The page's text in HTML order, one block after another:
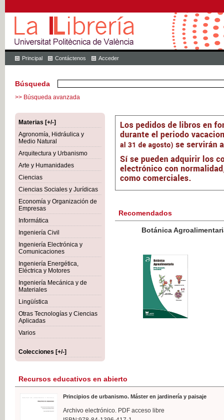
Principal Contáctenos Acceder
Búsqueda
>> Búsqueda avanzada
Materias [+/-]
Agronomía, Hidráulica y
Medio Natural
Arquitectura y Urbanismo
Arte y Humanidades
Ciencias
Ciencias Sociales y Jurídicas
Economía y Organización de
Empresas
Informática
Ingeniería Civil
Ingeniería Electrónica y
Comunicaciones
Ingeniería Energética,
Eléctrica y Motores
Ingeniería Mecánica y de
Materiales
Lingüística
Otras Tecnologías y Ciencias
Aplicadas
Varios
Colecciones [+/-]
Recomendados
Botánica Agroalimentaria
Recursos educativos en abierto
Principios de urbanismo. Máster en jardinería y paisaje
Archivo electrónico. PDF acceso libre